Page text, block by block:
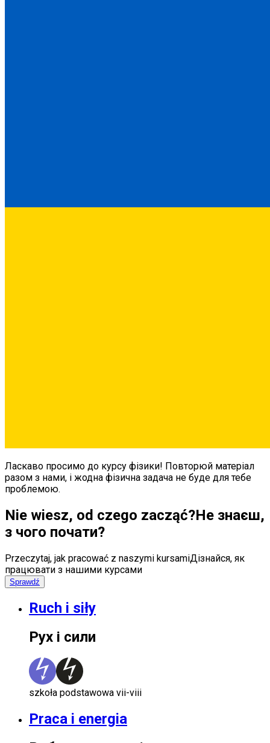
Ласкаво просимо до курсу фізики! Повторюй матеріал
разом з нами, і жодна фізична задача не буде для тебе
проблемою.
Nie wiesz, od czego zacząć?Не знаєш,
з чого почати?
Przeczytaj, jak pracować z naszymi kursamiДізнайся, як
працювати з нашими курсами
Sprawdź
Ruch i siły
Рух і сили
szkoła podstawowa vii-viii
Praca i energia